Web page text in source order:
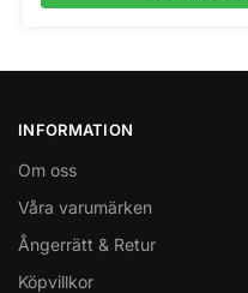
INFORMATION
Om oss
Våra varumärken
Ångerrätt & Retur
Köpvillkor